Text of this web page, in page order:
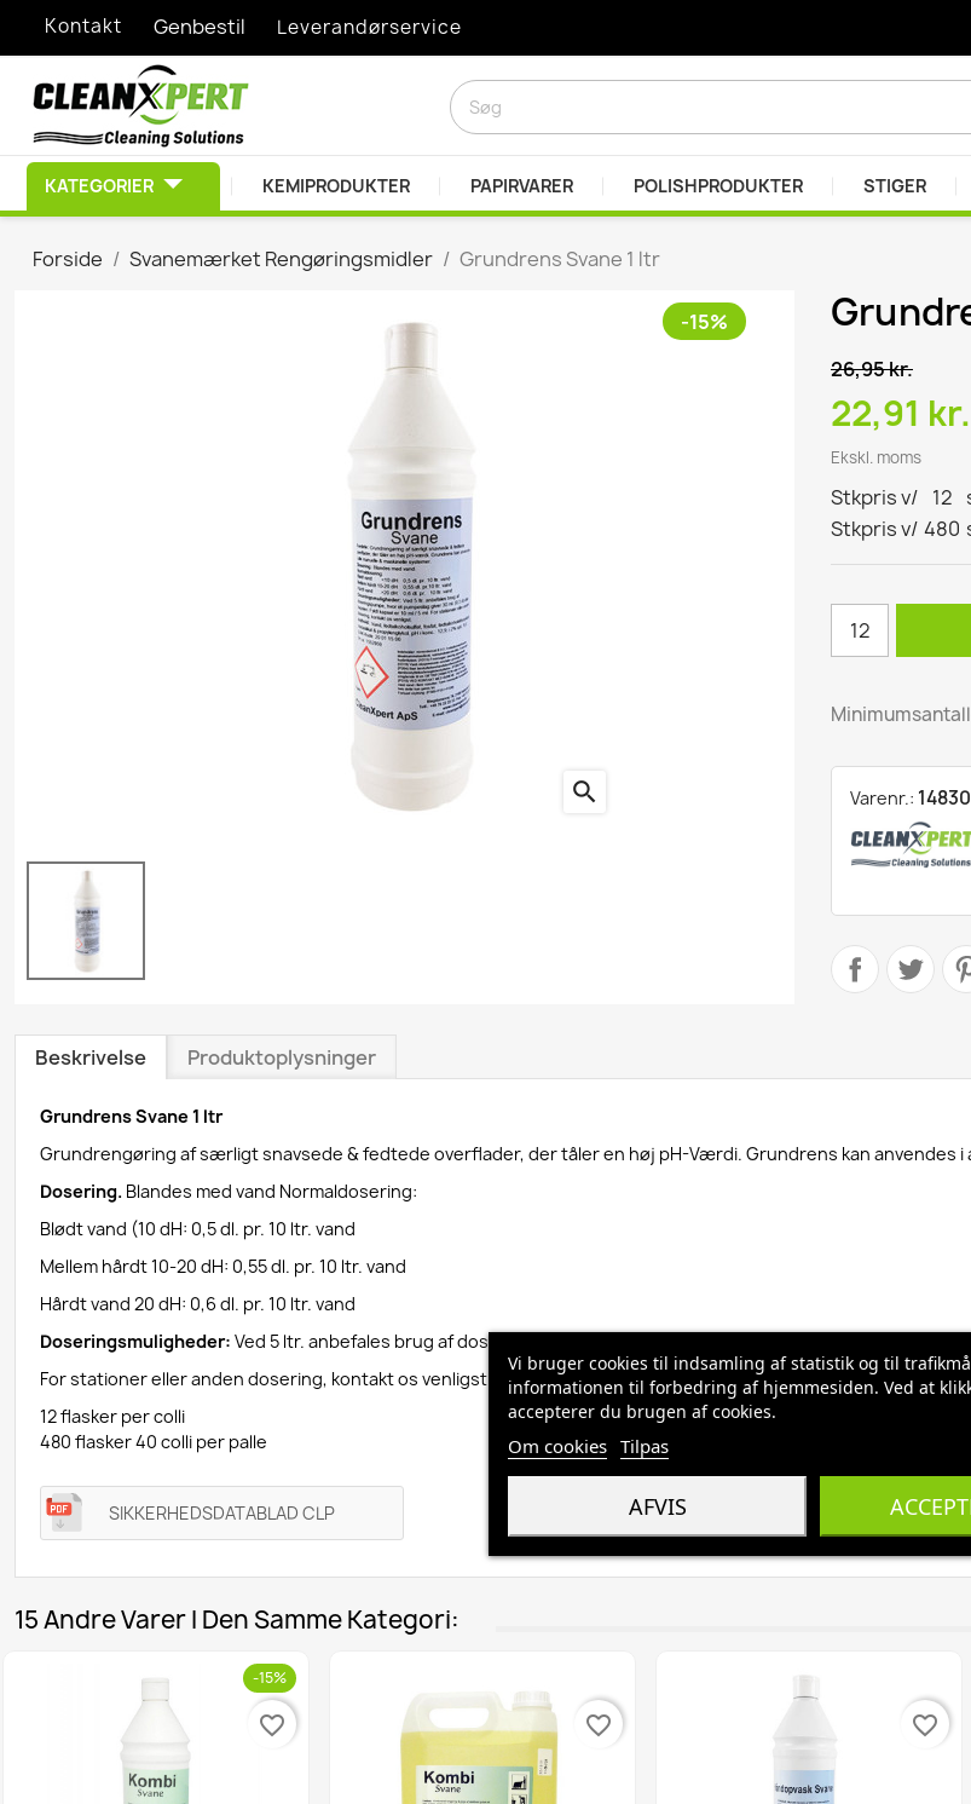
Kontakt Genbestil Leverandørservice
KATEGORIER
RENGØRINGSMIDLER
Desinfektionsprodukter
Diverse Kemiprodukter
Graffitifjerner
Grovrengøring
Grundrengøring
Gulvvask & Gulvbehandling
Køkkenrengøring
Personlig plejeprodukter
Polishprodukter
Sanitetsprodukter
Træ- & Trægulvsprodukter
KEMIPRODUKTER PAPIRVARER POLISHPRODUKTER STIGER
Forside Svanemærket Rengøringsmidler Grundrens Svane 1 ltr
-15%
search
26,95 kr.
22,91 kr.
Ekskl. moms
Stkpris v/ 12
Stkpris v/ 480
Varenr.:
Beskrivelse Produktoplysninger
Grundrens Svane 1 ltr
Grundrengøring af særligt snavsede & fedtede overflader, der tåler en høj pH-Værdi. Grundrens kan anvendes i
Dosering. Blandes med vand Normaldosering:
Blødt vand (10 dH: 0,5 dl. pr. 10 ltr. vand
Mellem hårdt 10-20 dH: 0,55 dl. pr. 10 ltr. vand
Hårdt vand 20 dH: 0,6 dl. pr. 10 ltr. vand
Doseringsmuligheder: Ved 5 ltr. anbefales brug af doseringspumpe, hvor et pumpeslag giver 30ml. (0,3 dl) eller
For stationer eller anden dosering, kontakt os venligst.
12 flasker per colli
480 flasker 40 colli per palle
SIKKERHEDSDATABLAD CLP
15 Andre Varer I Den Samme Kategori:
favorite_border
Vi bruger cookies til indsamling af statistik og til
informationen til forbedring af hjemmesiden. Ved at
accepterer du brugen af cookies.
Om cookies Tilpas
AFVIS